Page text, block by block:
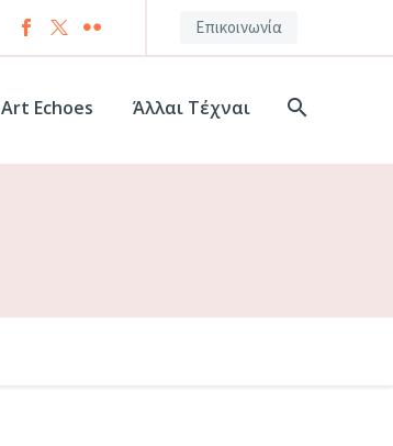
Επικοινωνία
Art Echoes Άλλαι Τέχναι